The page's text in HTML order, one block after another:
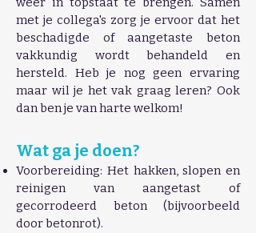
met je collega's zorg je ervoor dat het
beschadigde of aangetaste beton
vakkundig wordt behandeld en
hersteld. Heb je nog geen ervaring
maar wil je het vak graag leren? Ook
dan ben je van harte welkom!
Wat ga je doen?
Voorbereiding: Het hakken, slopen en
reinigen van aangetast of
gecorrodeerd beton (bijvoorbeeld
door betonrot).